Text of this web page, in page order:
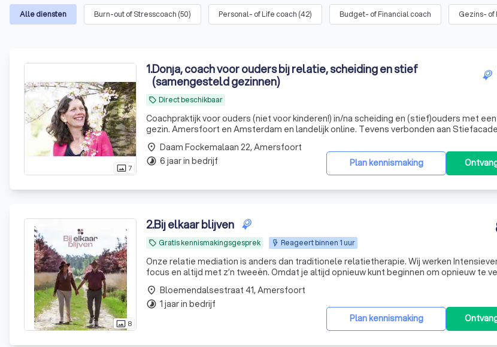
Wat is coaching?
Tarieven van coaching in Amersfoort
Ontdek de beste coaches in Amersfoort met Trustoo
Alle diensten Burn-out of Stresscoach (50) Personal- of Life coach (42) Budget- of Financial coach Gezins- of
photo_size_select_actual7
1.Donja, coach voor ouders bij relatie, scheiding en stief
(samengesteld gezinnen)
local_offer Direct beschikbaar
Coachpraktijk voor ouders (niet voor kinderen!) in/na scheiding en (stief)ouders met
gezin. Amersfoort en Amsterdam en landelijk online. Tevens verbonden aan
Plan kennismaking
place Daam Fockemalaan 22, Amersfoort
timelapse 6 jaar in bedrijf
photo_size_select_actual 8
2.Bij elkaar blijven
local_offer Gratis kennismakingsgesprek Reageert binnen 1 uur
Onze relatie mediation is anders dan traditionele relatietherapie. Wij werken Intensiever, met meer
focus en altijd met z’n tweeën. Omdat je altijd opnieuw kunt beginnen om opnieuw te
Plan kennismaking
place Bloemendalsestraat 41, Amersfoort
timelapse 1 jaar in bedrijf